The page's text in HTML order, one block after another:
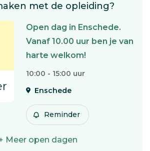
met de opleiding?
Open dag in Enschede.
Vanaf 10.00 uur ben je van
harte welkom!
10:00 - 15:00 uur
Enschede
Reminder
Meer open dagen